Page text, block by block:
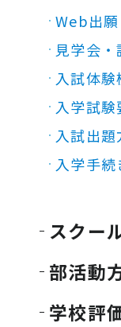
Web出願
見学会
入試体験
入学試験
入試出題
入学手続
スクー
部活動
学校評